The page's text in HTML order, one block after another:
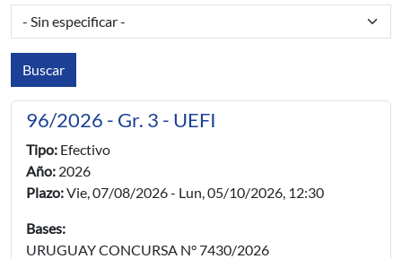
96/2026 - Gr. 3 - UEFI
Tipo: Efectivo
Año: 2026
Plazo:Vie, 07/08/2026- Lun, 05/10/2026, 12:30
Bases:
URUGUAY CONCURSA N° 7430/2026